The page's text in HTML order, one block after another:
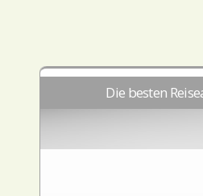
Die besten